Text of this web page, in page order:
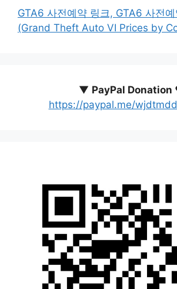
GTA6 사전예약 링크, GTA6 사전
(Grand Theft Auto VI Prices by
▼ PayPal Donation
https://paypal.me/